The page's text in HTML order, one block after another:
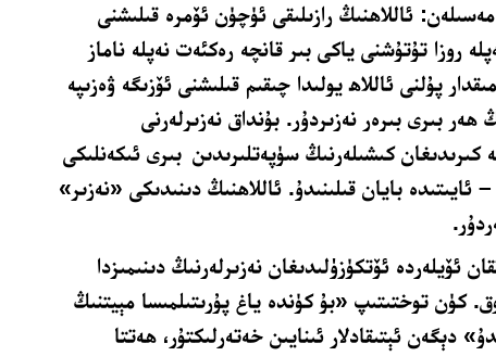
ئاللاھنىڭ رازىلىقى ئۈچۈن ئۆمرە قىلىشنى
روزا تۇتۇشنى ياكى بىر قانچە رەكئەت نەپلە ناماز
پۇلنى ئاللاھ يولىدا چىقىم قىلىشنى ئۆزىگە ۋەزىپە
ھەر بىرى بىرەر نەزىردۇر. بۇنداق نەزىرلەرنى
كىرىدىغان كىشىلەرنىڭ سۈپەتلىرىدىن بىرى ئىكەنلىكى
ئىنسان سۈرىسىنىڭ 7 – ئايىتىدە بايان قىلىنىدۇ. ئاللاھنىڭ دىنىدىكى «نەزىر»
ئۆيلەردە ئۆتكۈزۈلىدىغان نەزىرلەرنىڭ دىنىمىزدا
كۈن توختىتىپ «بۇ كۈندە ياغ پۇرىتىلمىسا مېيتنىڭ
دېگەن ئېتىقادلار ئىنايىن خەتەرلىكتۇر، ھەتتا